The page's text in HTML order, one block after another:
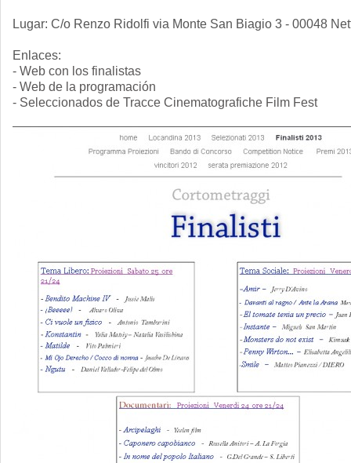
Lugar: C/o Renzo Ridolfi via Monte San Biagio 3 - 00048
Enlaces:
- Web con los finalistas
- Web de la programación
- Seleccionados de Tracce Cinematografiche Film Fest